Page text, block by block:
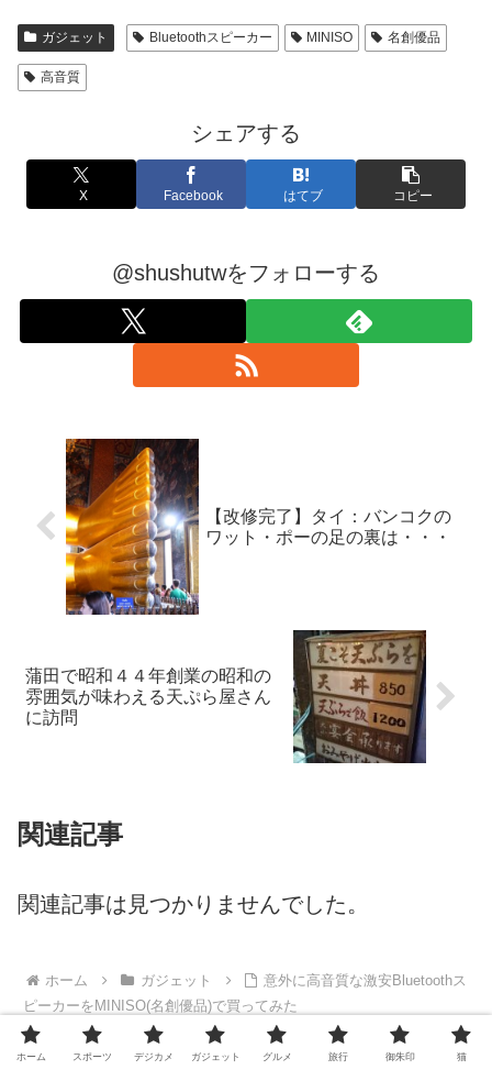
ガジェット Bluetoothスピーカー MINISO 名創優品
高音質
シェアする
X Facebook はてブ コピー
@shushutwをフォローする
【改修完了】タイ：バンコクの
ワット・ポーの足の裏は・・・
蒲田で昭和４４年創業の昭和の
雰囲気が味わえる天ぷら屋さん
に訪問
関連記事
関連記事は見つかりませんでした。
ホーム ガジェット
意外に高音質な激安Bluetoothス
ピーカーをMINISO(名創優品)で買ってみた
ホーム スポーツ デジカメ ガジェット グルメ 旅行 御朱印 猫